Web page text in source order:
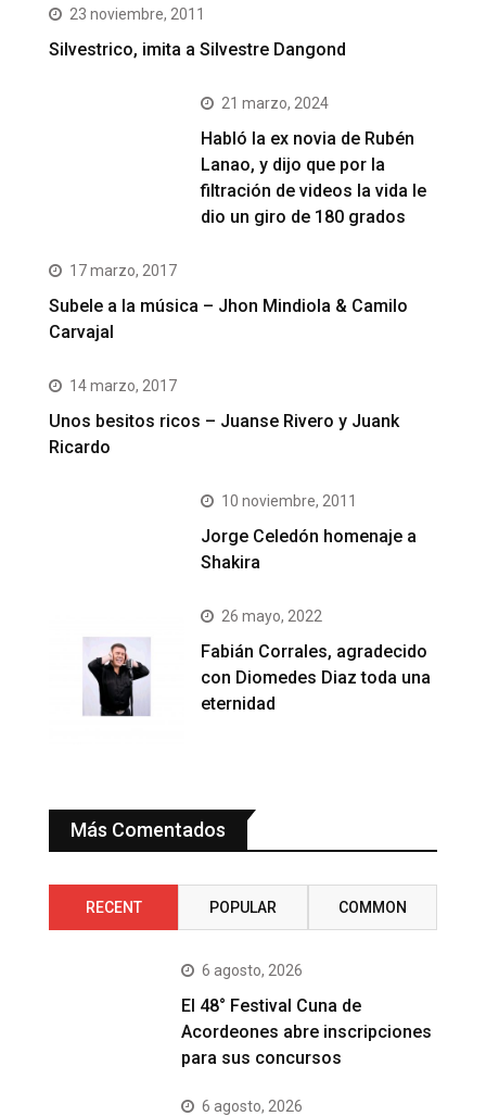
23 noviembre, 2011
Silvestrico, imita a Silvestre Dangond
21 marzo, 2024
Habló la ex novia de Rubén
Lanao, y dijo que por la
filtración de videos la vida le
dio un giro de 180 grados
17 marzo, 2017
Subele a la música – Jhon Mindiola & Camilo
Carvajal
14 marzo, 2017
Unos besitos ricos – Juanse Rivero y Juank
Ricardo
10 noviembre, 2011
Jorge Celedón homenaje a
Shakira
26 mayo, 2022
Fabián Corrales, agradecido
con Diomedes Diaz toda una
eternidad
Más Comentados
RECENT POPULAR COMMON
6 agosto, 2026
El 48° Festival Cuna de
Acordeones abre inscripciones
para sus concursos
6 agosto, 2026